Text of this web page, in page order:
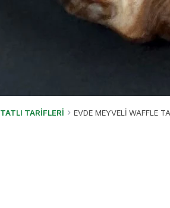
TATLI TARİFLERİ EVDE MEYVELİ WAFFLE